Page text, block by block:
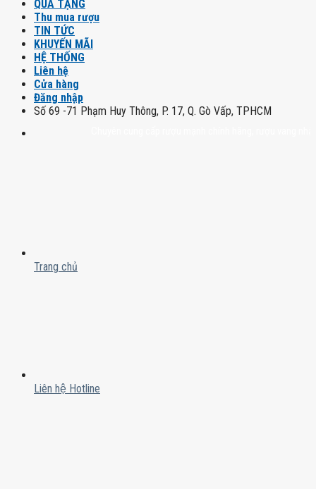
QUÀ TẶNG
Thu mua rượu
TIN TỨC
KHUYẾN MÃI
HỆ THỐNG
Liên hệ
Cửa hàng
Đăng nhập
Số 69 -71 Phạm Huy Thông, P. 17, Q. Gò Vấp, TPHCM
Trang chủ
Liên hệ Hotline